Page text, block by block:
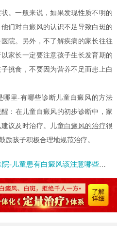
一般来说，如果发现性质不明的
们对白癜风的认识不足导致白斑的
院。另外，不了解疾病的家长往往
家长一定要注意孩子生长发育期的
挑食，不要因为营养不足而患上白
里-有哪些诊断儿童白癜风的方法
醒：在儿童白癜风的初步诊断中，家
议及时治疗。儿童白癜风的治疗很
励孩子积极合理地规范治疗。
儿童患有白癜风该注意哪些问题呢